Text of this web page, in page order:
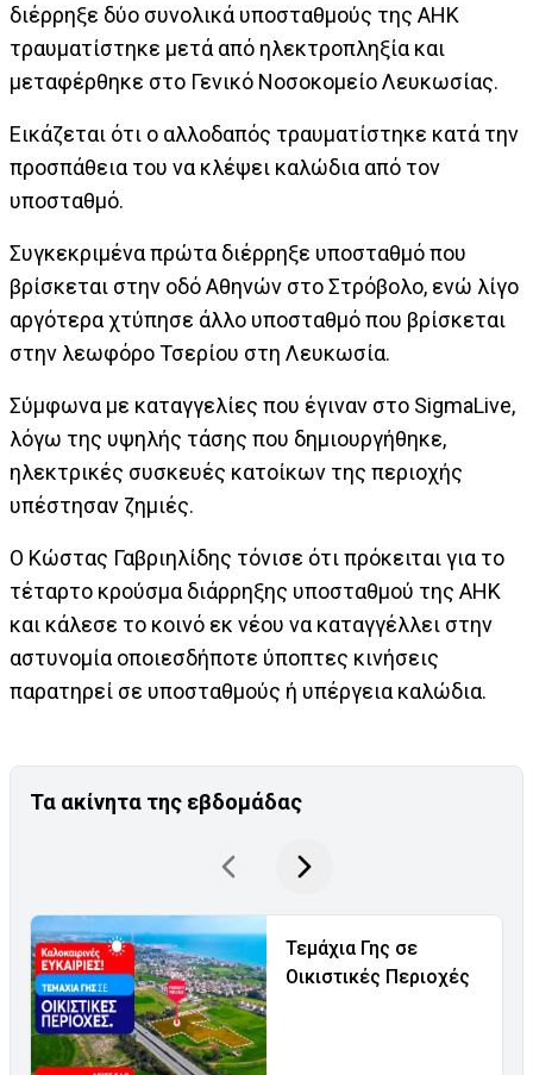
διέρρηξε δύο συνολικά υποσταθμούς της ΑΗΚ
τραυματίστηκε μετά από ηλεκτροπληξία και
μεταφέρθηκε στο Γενικό Νοσοκομείο Λευκωσίας.
Εικάζεται ότι ο αλλοδαπός τραυματίστηκε κατά την
προσπάθεια του να κλέψει καλώδια από τον
υποσταθμό.
Συγκεκριμένα πρώτα διέρρηξε υποσταθμό που
βρίσκεται στην οδό Αθηνών στο Στρόβολο, ενώ λίγο
αργότερα χτύπησε άλλο υποσταθμό που βρίσκεται
στην λεωφόρο Τσερίου στη Λευκωσία.
Σύμφωνα με καταγγελίες που έγιναν στο SigmaLive,
λόγω της υψηλής τάσης που δημιουργήθηκε,
ηλεκτρικές συσκευές κατοίκων της περιοχής
υπέστησαν ζημιές.
Ο Κώστας Γαβριηλίδης τόνισε ότι πρόκειται για το
τέταρτο κρούσμα διάρρηξης υποσταθμού της ΑΗΚ
και κάλεσε το κοινό εκ νέου να καταγγέλλει στην
αστυνομία οποιεσδήποτε ύποπτες κινήσεις
παρατηρεί σε υποσταθμούς ή υπέργεια καλώδια.
Τα ακίνητα της εβδομάδας
Τεμάχια Γης σε
Οικιστικές Περιοχές